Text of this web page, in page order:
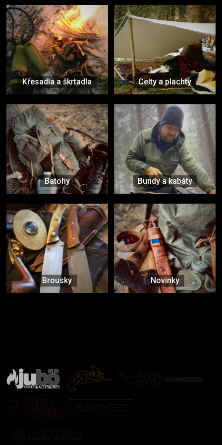
Křesadla a škrtadla Celty a plachty
Batohy Bundy a kabáty
Brousky Novinky